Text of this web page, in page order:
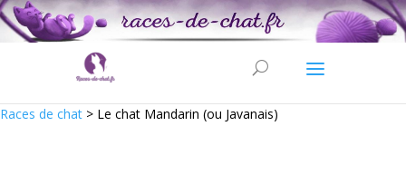
Races de chat > Le chat Mandarin (ou Javanais)